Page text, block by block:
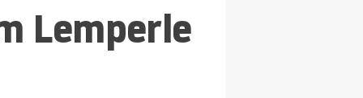
Lemperle